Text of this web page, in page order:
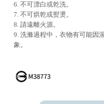
6. 不可漂白或乾洗。
7. 不可烘乾或熨燙。
8. 請遠離火源。
9. 洗滌過程中，衣物有可能因
象。